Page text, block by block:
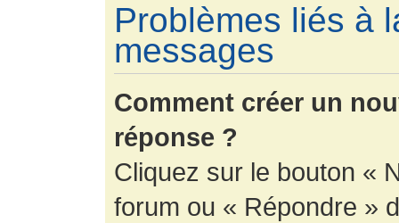
Problèmes liés à
messages
Comment créer un
réponse ?
Cliquez sur le bouton «
forum ou « Répondre »